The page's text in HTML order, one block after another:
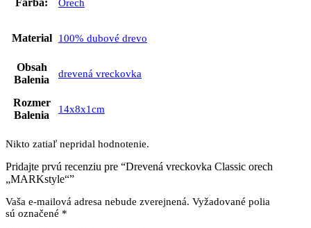
Orech
Material 100% dubové drevo
Obsah
Balenia
drevená vreckovka
Rozmer
Balenia
14x8x1cm
Nikto zatiaľ nepridal hodnotenie.
Pridajte prvú recenziu pre “Drevená vreckovka Classic orech
„MARKstyle“”
Vaša e-mailová adresa nebude zverejnená. Vyžadované polia
sú označené *